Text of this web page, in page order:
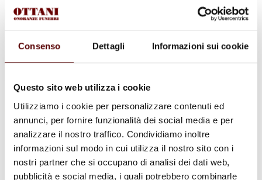
Consenso Dettagli Informazioni sui cookie
Questo sito web utilizza i cookie
Utilizziamo i cookie per personalizzare contenuti ed
annunci, per fornire funzionalità dei social media e per
analizzare il nostro traffico. Condividiamo inoltre
informazioni sul modo in cui utilizza il nostro sito con i
nostri partner che si occupano di analisi dei dati web,
pubblicità e social media, i quali potrebbero combinarle
Cerca
per:
Deanna Goretti
6 Settembre 1939 - 31 Gennaio 2024
Condividi questa pagina